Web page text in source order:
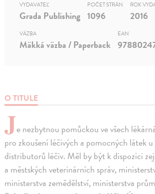
O TITULE
Je nezbytnou pomůckou ve všech
pro zkoušení léčivých a pomocných látek
distributorů léčiv. Měl by být k dispozici
a městských veterinárních správ,
ministerstva zemědělství, ministerstva
VYDAVATEĽ
Grada Publishing
POČET STRÁN
1096
ROK
2016
VÄZBA
Mäkká väzba / Paperback
EAN